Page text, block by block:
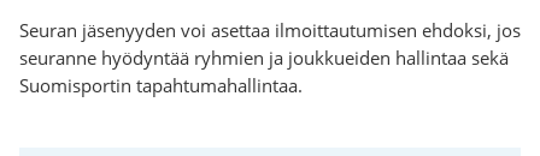
Seuran jäsenyyden voi asettaa ilmoittautumisen ehdoksi, jos
seuranne hyödyntää ryhmien ja joukkueiden hallintaa sekä
Suomisportin tapahtumahallintaa.